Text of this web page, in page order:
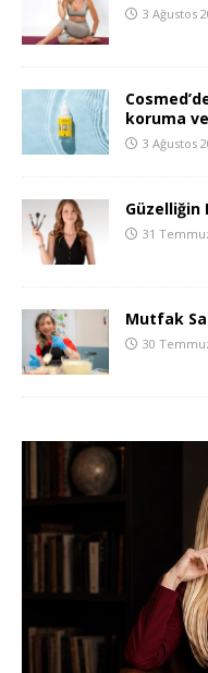
3 Ağustos
koruma
3 Ağustos
Güzelliğin
31
Mutfak
30